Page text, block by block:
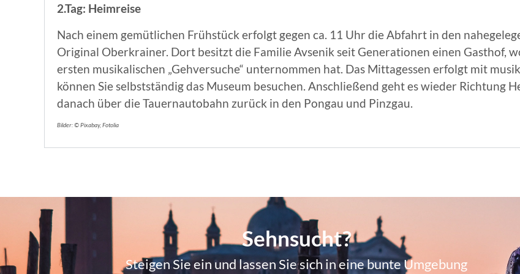
2.Tag: Heimreise
Nach einem gemütlichen Frühstück erfolgt gegen ca. 11 Uhr die Abfahrt in den
Original Oberkrainer. Dort besitzt die Familie Avsenik seit Generationen einen Gasthof,
ersten musikalischen „Gehversuche“ unternommen hat. Das Mittagessen erfolgt mit
können Sie selbstständig das Museum besuchen. Anschließend geht es wieder Richtung
danach über die Tauernautobahn zurück in den Pongau und Pinzgau.
Bilder: © Pixabay, Fotolia